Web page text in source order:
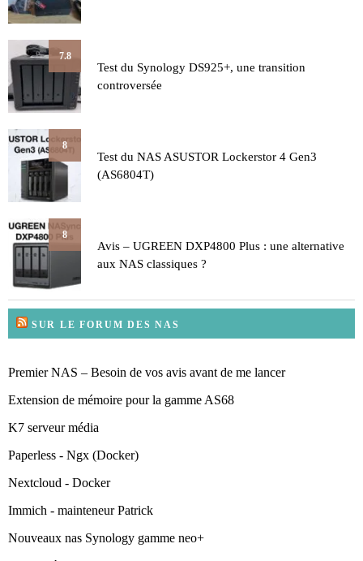
7.8
Test du Synology DS925+, une transition
controversée
8
Test du NAS ASUSTOR Lockerstor 4 Gen3
(AS6804T)
8
Avis – UGREEN DXP4800 Plus : une alternative
aux NAS classiques ?
SUR LE FORUM DES NAS
Premier NAS – Besoin de vos avis avant de me lancer
Extension de mémoire pour la gamme AS68
K7 serveur média
Paperless - Ngx (Docker)
Nextcloud - Docker
Immich - mainteneur Patrick
Nouveaux nas Synology gamme neo+